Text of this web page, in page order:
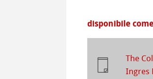
Opere 2018
Opere 2017
disponibile
The
Ingres